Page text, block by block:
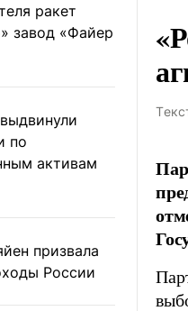
ракет
завод «Файер
по
активам
призвала
России